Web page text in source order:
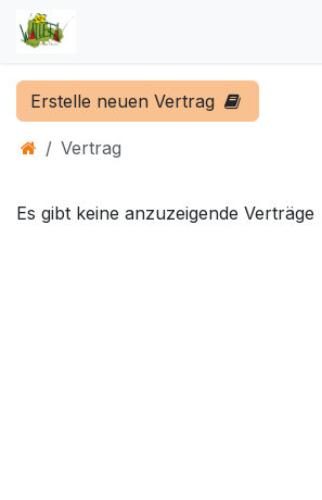
Zum Inhalt springen
Erstelle neuen Vertrag
Vertrag
Es gibt keine anzuzeigende Verträge